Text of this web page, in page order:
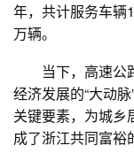
年，共计服务车辆
万辆。
当下，高速公路
经济发展的“大动
关键要素，为城乡
成了浙江共同富裕